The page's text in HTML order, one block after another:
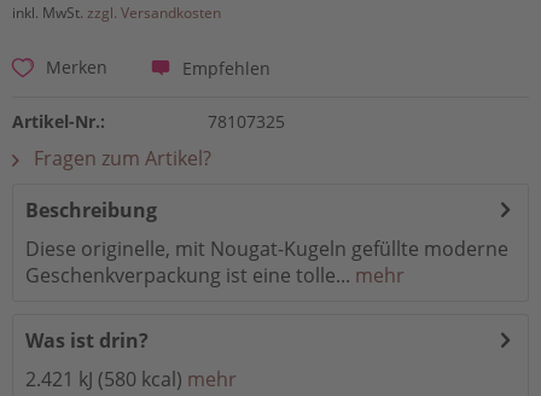
inkl. MwSt. zzgl. Versandkosten
Merken Empfehlen
Artikel-Nr.: 78107325
Fragen zum Artikel?
Beschreibung
Diese originelle, mit Nougat-Kugeln gefüllte moderne
Geschenkverpackung ist eine tolle... mehr
Was ist drin?
2.421 kJ (580 kcal) mehr